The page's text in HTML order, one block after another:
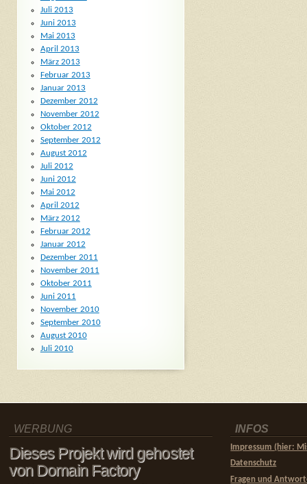
Juli 2013
Juni 2013
Mai 2013
April 2013
März 2013
Februar 2013
Januar 2013
Dezember 2012
November 2012
Oktober 2012
September 2012
August 2012
Juli 2012
Juni 2012
Mai 2012
April 2012
März 2012
Februar 2012
Januar 2012
Dezember 2011
November 2011
Oktober 2011
Juni 2011
November 2010
September 2010
August 2010
Juli 2010
WERBUNG
Dieses Projekt wird gehostet
von Domain Factory
INFOS
Impressum (hier:
Datenschutz
Fragen und